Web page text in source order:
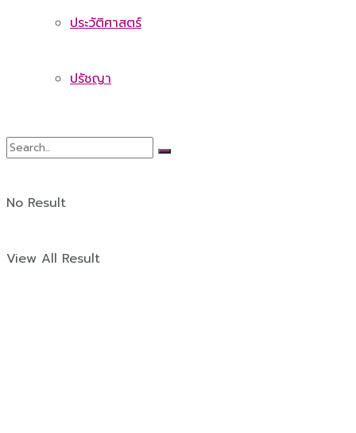
ประวัติศาสตร์
ปรัชญา
No Result
View All Result